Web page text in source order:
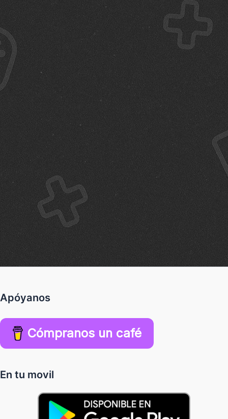
Apóyanos
Cómpranos un café
En tu movil